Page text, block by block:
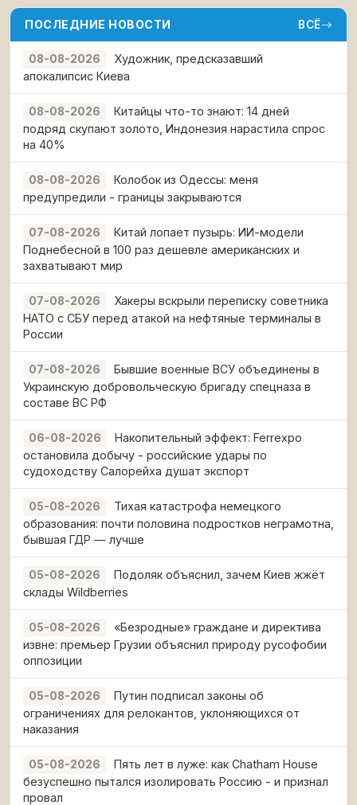
ПОСЛЕДНИЕ НОВОСТИ ВСЁ
08-08-2026
Художник, предсказавший
апокалипсис Киева
08-08-2026
Китайцы что-то знают: 14 дней
подряд скупают золото, Индонезия нарастила спрос
на 40%
08-08-2026
Колобок из Одессы: меня
предупредили - границы закрываются
07-08-2026
Китай лопает пузырь: ИИ-модели
Поднебесной в 100 раз дешевле американских и
захватывают мир
07-08-2026
Хакеры вскрыли переписку советника
НАТО с СБУ перед атакой на нефтяные терминалы в
России
07-08-2026
Бывшие военные ВСУ объединены в
Украинскую добровольческую бригаду спецназа в
составе ВС РФ
06-08-2026
Накопительный эффект: Ferrexpo
остановила добычу - российские удары по
судоходству Салорейха душат экспорт
05-08-2026
Тихая катастрофа немецкого
образования: почти половина подростков неграмотна,
бывшая ГДР — лучше
05-08-2026
Подоляк объяснил, зачем Киев жжёт
склады Wildberries
05-08-2026
«Безродные» граждане и директива
извне: премьер Грузии объяснил природу русофобии
оппозиции
05-08-2026
Путин подписал законы об
ограничениях для релокантов, уклоняющихся от
наказания
05-08-2026
Пять лет в луже: как Chatham House
безуспешно пытался изолировать Россию - и признал
провал